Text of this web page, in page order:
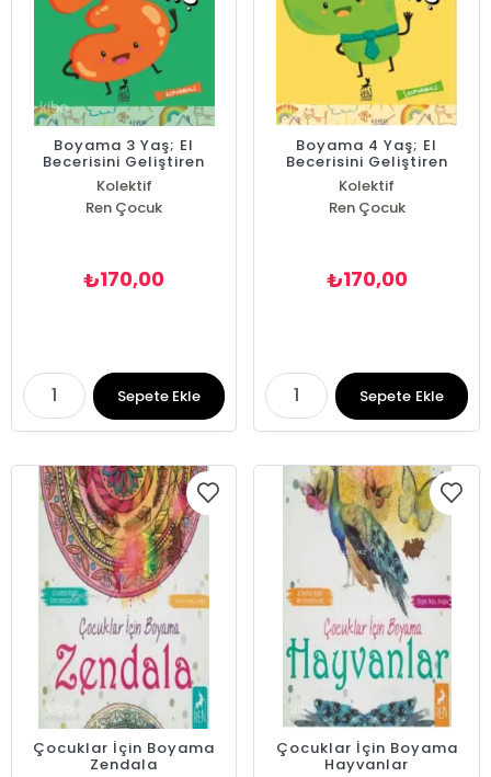
Boyama 3 Yaş; El
Becerisini Geliştiren
Kitap
Kolektif
Ren Çocuk
₺170,00
Sepete Ekle
Boyama 4 Yaş; El
Becerisini Geliştiren
Kitap
Kolektif
Ren Çocuk
₺170,00
Sepete Ekle
Çocuklar İçin Boyama
Zendala
Çocuklar İçin Boyama
Hayvanlar